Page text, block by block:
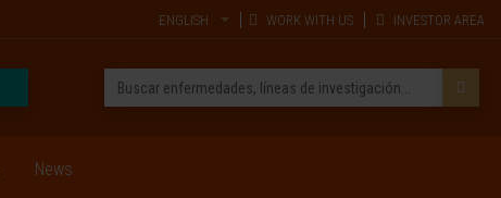
ENGLISH WORK WITH US INVESTOR AREA
News